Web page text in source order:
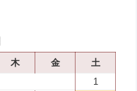
木 金
土
1